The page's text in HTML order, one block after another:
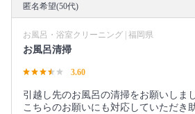
匿名希望(50代)
お風呂・浴室クリーニング | 福岡県
お風呂清掃
3.60
引越し先のお風呂の清掃をお願いしま
こちらのお願いにも対応していただき